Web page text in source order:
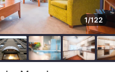
1/122